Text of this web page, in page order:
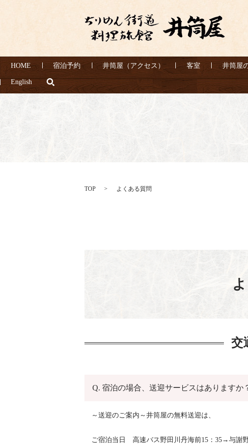
HOME 宿泊予約 井筒屋（アクセス） 客室 井筒屋
English
TOP よくある質問
交
Q. 宿泊の場合、送迎サービスはありますか
～送迎のご案内～井筒屋の無料送迎は、
ご宿泊当日 高速バス野田川丹海前15：35→与謝